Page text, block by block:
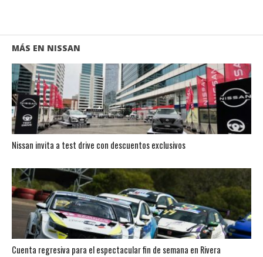
MÁS EN NISSAN
Nissan invita a test drive con descuentos exclusivos
Cuenta regresiva para el espectacular fin de semana en Rivera